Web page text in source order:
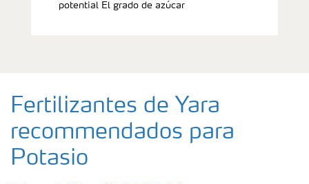
potential El grado de azúcar
Fertilizantes de Yara
recommendados para
Potasio